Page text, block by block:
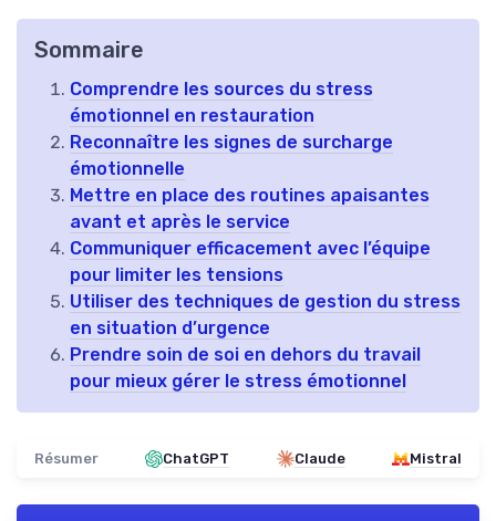
Sommaire
Comprendre les sources du stress
émotionnel en restauration
Reconnaître les signes de surcharge
émotionnelle
Mettre en place des routines apaisantes
avant et après le service
Communiquer efficacement avec l’équipe
pour limiter les tensions
Utiliser des techniques de gestion du stress
en situation d’urgence
Prendre soin de soi en dehors du travail
pour mieux gérer le stress émotionnel
Résumer ChatGPT Claude Mistral